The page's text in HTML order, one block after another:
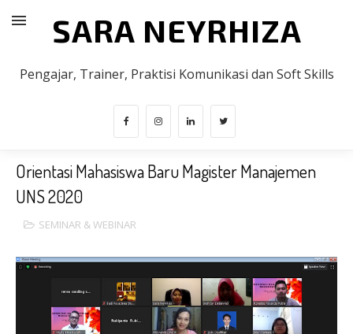
SARA NEYRHIZA
Pengajar, Trainer, Praktisi Komunikasi dan Soft Skills
Orientasi Mahasiswa Baru Magister Manajemen
UNS 2020
SEMINAR & WEBINAR